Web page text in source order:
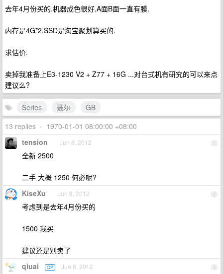
去年4月份买的.机器成色很好,A面B面一直有膜.
内存是4G*2,SSD是淘宝聚划算买的.
求估价.
卖掉我准备上E3-1230 V2 + Z77 + 16G ...对台式机有研究的可以来点
建议么?
Series 戴尔
GB
13 replies • 1970-01-01 08:00:00 +08:00
1
tension Jun 8, 2012
全新 2500
二手 大概 1250 何必呢?
2
KiseXu Jun 8, 2012
考虑到是去年4月份买的
1500 我买
建议还是别卖了
3
qiuai OP Jun 8, 2012